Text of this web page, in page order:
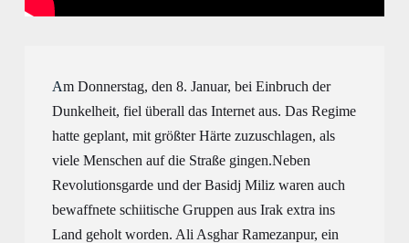
Am Donnerstag, den 8. Januar, bei Einbruch der
Dunkelheit, fiel überall das Internet aus. Das Regime
hatte geplant, mit größter Härte zuzuschlagen, als
viele Menschen auf die Straße gingen.Neben
Revolutionsgarde und der Basidj Miliz waren auch
bewaffnete schiitische Gruppen aus Irak extra ins
Land geholt worden. Ali Asghar Ramezanpur, e